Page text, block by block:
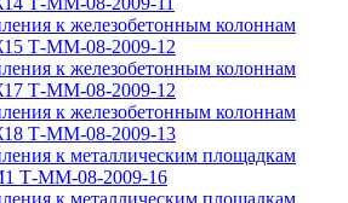
к железобетонным колоннам
Т-ММ-08-2009-12
к железобетонным колоннам
Т-ММ-08-2009-12
к железобетонным колоннам
Т-ММ-08-2009-13
к металлическим площадкам
Т-ММ-08-2009-16
к металлическим площадкам